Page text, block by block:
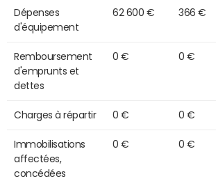
Dépenses
d'équipement
62 600 € 366 €
Remboursement
d'emprunts et
dettes
0 € 0 €
Charges à répartir 0 € 0 €
Immobilisations
affectées,
concédées
0 € 0 €